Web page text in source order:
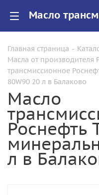
Главная страница -
Масла от производителя
трансмиссионное
80W90 20 л в Балаково
Масло
Роснефть
л в